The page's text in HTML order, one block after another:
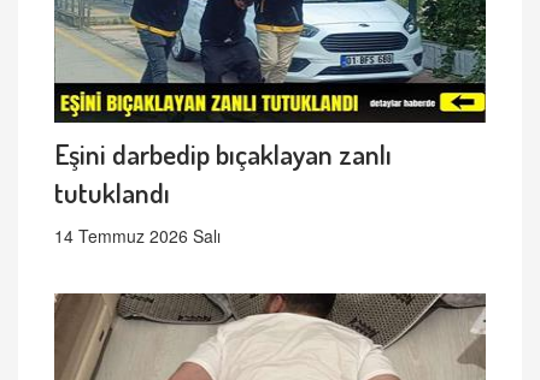
Eşini darbedip bıçaklayan zanlı
tutuklandı
14 Temmuz 2026 Salı